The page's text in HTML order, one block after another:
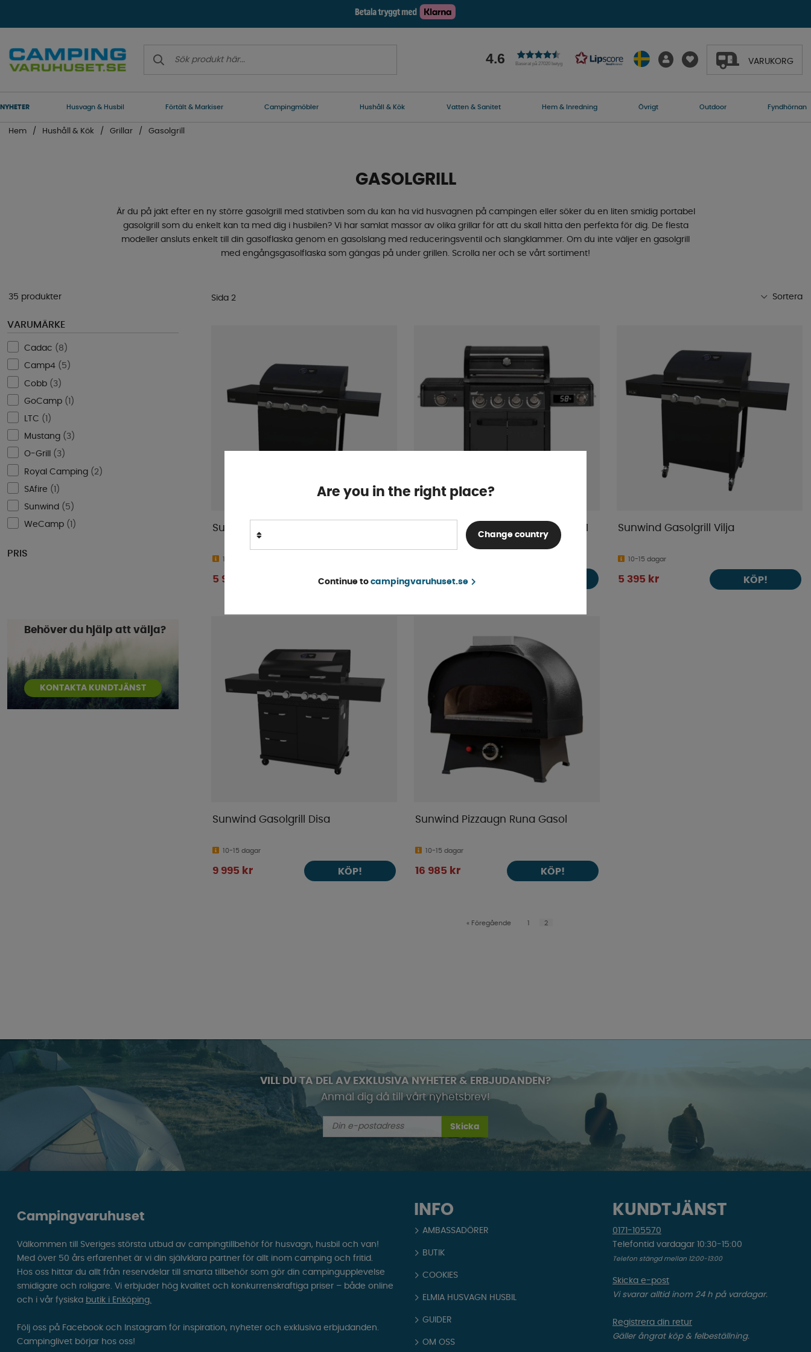
4.6 Baserat på 27020 betyg VARUKORG
NYHETER Husvagn & Husbil Förtält & Markiser Campingmöbler Hushåll & Kök Vatten & Sanitet Hem & Inredning Övrigt Outdoor Fyndhörnan
Hem Hushåll & Kök Grillar Gasolgrill
GASOLGRILL
Är du på jakt efter en ny större gasolgrill med stativben som du kan ha vid husvagnen på campingen eller söker du en liten smidig portabel
gasolgrill som du enkelt kan ta med dig i husbilen? Vi har samlat massor av olika grillar för att du skall hitta den perfekta för dig. De flesta
modeller ansluts enkelt till din gasolflaska genom en gasolslang med reduceringsventil och slangklammer. Om du inte väljer en gasolgrill
med engångsgasolflaska som gängas på under grillen. Scrolla ner och se vårt sortiment!
Sortera
Namn A-Ö
Namn Ö-A
Lägsta pris
Högsta pris
Varumärke
Publiceringsdatum
35 produkter
VARUMÄRKE
Cadac ( 8 )
Camp4 ( 5 )
Cobb ( 3 )
GoCamp (1 )
LTC ( )
Mustang ( 3)
O-Grill ( 3)
Royal Camping ( 2 )
SAfire (1 )
Sunwind ( 5 )
WeCamp ( )
PRIS
Behöver du hjälp att välja?
KONTAKTA KUNDTJÄNST
Sida 2
Sunwind Gasolgrill Karn
10-15 dagar
5 995 kr KÖP!
Mustang Gasolgrill Charleston 4+1
8 995 kr
Sunwind Gasolgrill Vilja
10-15 dagar
5 395 kr KÖP!
Sunwind Gasolgrill Disa
10-15 dagar
9 995 kr KÖP!
Sunwind Pizzaugn Runa Gasol
10-15 dagar
16 985 kr KÖP!
« Föregående 1 2
Are you in the right place?
Change country
Continue to campingvaruhuset.se
VILL DU TA DEL AV EXKLUSIVA NYHETER & ERBJUDANDEN?
Anmäl dig då till vårt nyhetsbrev!
Skicka
INFO
AMBASSADÖRER
BUTIK
COOKIES
ELMIA HUSVAGN HUSBIL
GUIDER
OM OSS
KUNDTJÄNST
0171-105570
Telefontid vardagar 10:30-15:00
Telefon stängd mellan 12:00-13:00
Skicka e-post
Vi svarar alltid inom 24 h på vardagar.
Registrera din retur
Gäller ångrat köp & felbeställning.
Campingvaruhuset
Välkommen till Sveriges största utbud av campingtillbehör för husvagn, husbil och van!
Med över 50 års erfarenhet är vi din självklara partner för allt inom camping och fritid.
Hos oss hittar du allt från reservdelar till smarta tillbehör som gör din campingupplevelse
smidigare och roligare. Vi erbjuder hög kvalitet och konkurrenskraftiga priser – både online
och i vår fysiska butik i Enköping.
Följ oss på Facebook och Instagram för inspiration, nyheter och exklusiva erbjudanden.
Campinglivet börjar hos oss!